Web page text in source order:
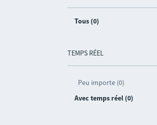
Tous (0)
TEMPS RÉEL
Peu importe (0)
Avec temps réel (0)